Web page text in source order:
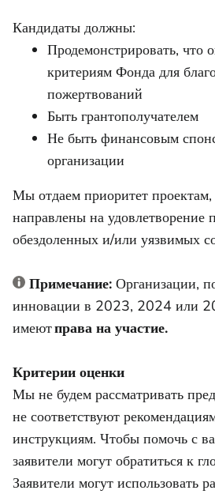
Кандидаты должны:
Продемонстрировать, что
критериям Фонда для
пожертвований
Быть грантополучателем
Не быть финансовым
организации
Мы отдаем приоритет проектам,
направлены на удовлетворение
обездоленных и/или уязвимых
Примечание: Организации,
инновации в 2023, 2024 или
имеютправа на участие.
Критерии оценки
Мы не будем рассматривать
не соответствуют
инструкциям. Чтобы помочь с
заявители могут обратиться к
Заявители могут использовать